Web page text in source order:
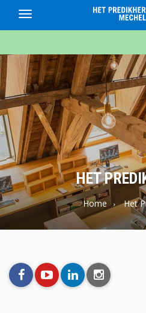
Toggle
navigation
Het
Predikheren
HET
Home Het